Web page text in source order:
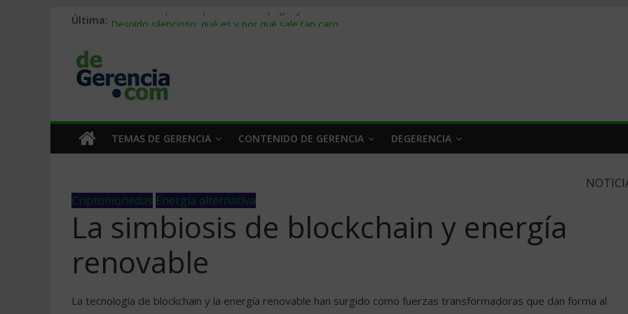
Última: Stablecoins para empresas: cómo pagar y cobrar en 2026
Trabajo forzoso en la cadena de suministro: qué hacer
Mercado hispano de EE. UU.: cómo segmentarlo y venderle
TEMAS DE GERENCIA CONTENIDO DE GERENCIA DEGERENCIA
Criptomonedas Energía alternativa
La simbiosis de blockchain y energía
renovable
La tecnología de blockchain y la energía renovable han surgido como fuerzas transformadoras que dan forma al